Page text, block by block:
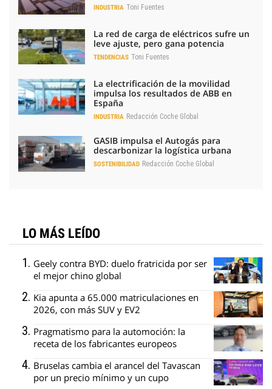
INDUSTRIA Toni Fuentes
La red de carga de eléctricos sufre un
leve ajuste, pero gana potencia
TENDENCIAS Toni Fuentes
La electrificación de la movilidad
impulsa los resultados de ABB en
España
INDUSTRIA Redacción Coche Global
GASIB impulsa el Autogás para
descarbonizar la logística urbana
SOSTENIBILIDAD Redacción Coche Global
LO MÁS LEÍDO
Geely contra BYD: duelo fratricida por ser
el mejor chino global
Kia apunta a 65.000 matriculaciones en
2026, con más SUV y EV2
Pragmatismo para la automoción: la
receta de los fabricantes europeos
Bruselas cambia el arancel del Tavascan
por un precio mínimo y un cupo